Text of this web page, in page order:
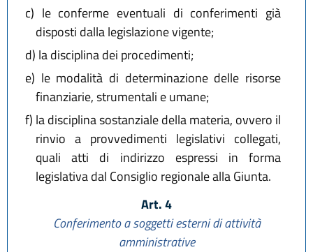
c) le conferme eventuali di conferimenti già
disposti dalla legislazione vigente;
d) la disciplina dei procedimenti;
e) le modalità di determinazione delle risorse
finanziarie, strumentali e umane;
f) la disciplina sostanziale della materia, ovvero il
rinvio a provvedimenti legislativi collegati,
quali atti di indirizzo espressi in forma
legislativa dal Consiglio regionale alla Giunta.
Art. 4
Conferimento a soggetti esterni di attività
amministrative